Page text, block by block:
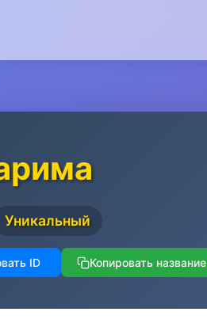
Уникальный
ID Копировать название